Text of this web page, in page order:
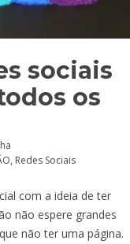
sociais
os
, Redes Sociais
com a ideia de ter
não espere grandes
não ter uma página.